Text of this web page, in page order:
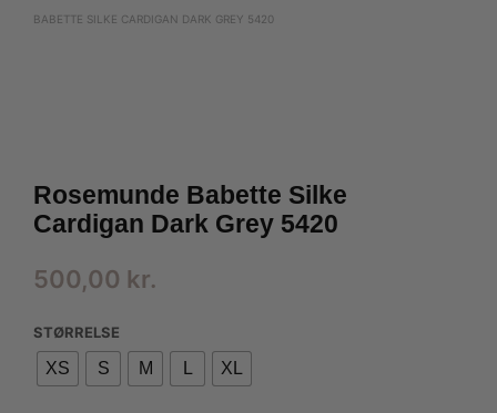
BABETTE SILKE CARDIGAN DARK GREY 5420
Rosemunde Babette Silke
Cardigan Dark Grey 5420
500,00 kr.
STØRRELSE
XS S M XL